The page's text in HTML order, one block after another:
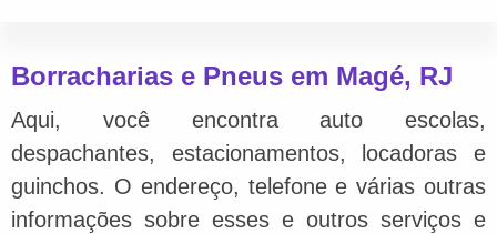
Borracharias e Pneus em Magé, RJ
Aqui, você encontra auto escolas,
despachantes, estacionamentos, locadoras e
guinchos. O endereço, telefone e várias outras
informações sobre esses e outros serviços e